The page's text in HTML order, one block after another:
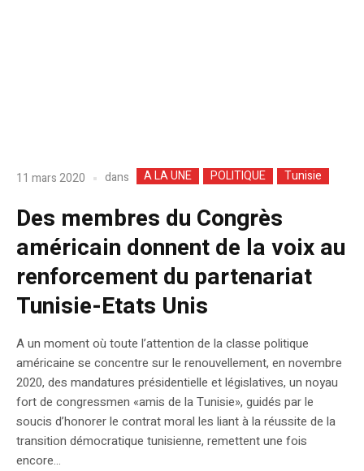
11 mars 2020 dans A LA UNE POLITIQUE Tunisie
Des membres du Congrès
américain donnent de la voix au
renforcement du partenariat
Tunisie-Etats Unis
A un moment où toute l’attention de la classe politique
américaine se concentre sur le renouvellement, en novembre
2020, des mandatures présidentielle et législatives, un noyau
fort de congressmen «amis de la Tunisie», guidés par le
soucis d’honorer le contrat moral les liant à la réussite de la
transition démocratique tunisienne, remettent une fois
encore...